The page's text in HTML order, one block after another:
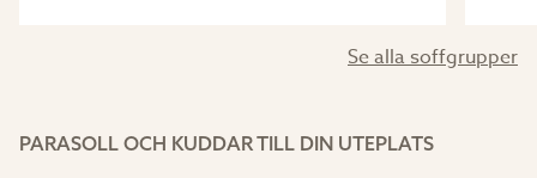
Se alla soffgrupper
PARASOLL OCH KUDDAR TILL DIN UTEPLATS